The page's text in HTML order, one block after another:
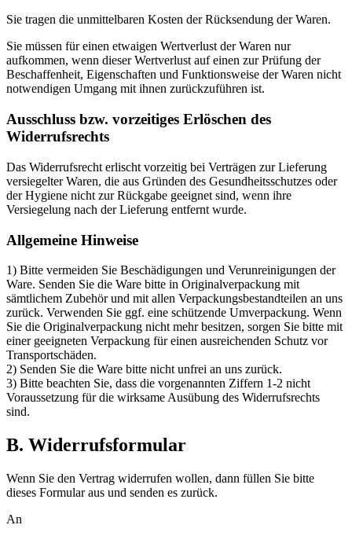
Sie tragen die unmittelbaren Kosten der Rücksendung der Waren.
Sie müssen für einen etwaigen Wertverlust der Waren nur
aufkommen, wenn dieser Wertverlust auf einen zur Prüfung der
Beschaffenheit, Eigenschaften und Funktionsweise der Waren nicht
notwendigen Umgang mit ihnen zurückzuführen ist.
Ausschluss bzw. vorzeitiges Erlöschen des
Widerrufsrechts
Das Widerrufsrecht erlischt vorzeitig bei Verträgen zur Lieferung
versiegelter Waren, die aus Gründen des Gesundheitsschutzes oder
der Hygiene nicht zur Rückgabe geeignet sind, wenn ihre
Versiegelung nach der Lieferung entfernt wurde.
Allgemeine Hinweise
1) Bitte vermeiden Sie Beschädigungen und Verunreinigungen der
Ware. Senden Sie die Ware bitte in Originalverpackung mit
sämtlichem Zubehör und mit allen Verpackungsbestandteilen an uns
zurück. Verwenden Sie ggf. eine schützende Umverpackung. Wenn
Sie die Originalverpackung nicht mehr besitzen, sorgen Sie bitte mit
einer geeigneten Verpackung für einen ausreichenden Schutz vor
Transportschäden.
2) Senden Sie die Ware bitte nicht unfrei an uns zurück.
3) Bitte beachten Sie, dass die vorgenannten Ziffern 1-2 nicht
Voraussetzung für die wirksame Ausübung des Widerrufsrechts
sind.
B. Widerrufsformular
Wenn Sie den Vertrag widerrufen wollen, dann füllen Sie bitte
dieses Formular aus und senden es zurück.
An